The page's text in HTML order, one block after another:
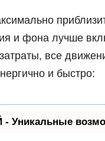
и фона лучше
все
и быстро: